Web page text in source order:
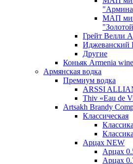
МАП
Грейт Велли
Иджеванский
Другие
Коньяк Armenia wine
Армянская водка
Премиум водка
ARSSI
Thiv «Eau de
Artsakh Brandy
Классическая
Арцах NEW
Арцах
Арцах